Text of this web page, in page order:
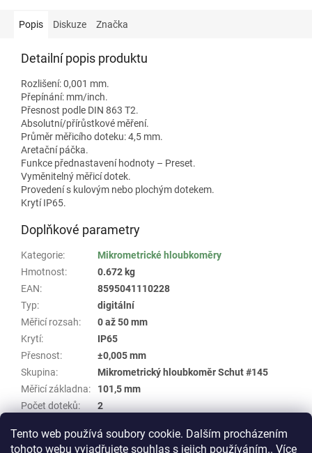
Tento web používá soubory cookie. Dalším procházením
tohoto webu vyjadřujete souhlas s jejich používáním.. Více
Popis Diskuze Značka
Detailní popis produktu
Rozlišení: 0,001 mm.
Přepínání: mm/inch.
Přesnost podle DIN 863 T2.
Absolutní/přírůstkové měření.
Průměr měřicího doteku: 4,5 mm.
Aretační páčka.
Funkce přednastavení hodnoty – Preset.
Vyměnitelný měřicí dotek.
Provedení s kulovým nebo plochým dotekem.
Krytí IP65.
Doplňkové parametry
Kategorie:
Mikrometrické hloubkoměry
Hmotnost:
0.672 kg
EAN:
8595041110228
Typ:
digitální
Měřicí rozsah:
0 až 50 mm
Krytí:
IP65
Přesnost:
±0,005 mm
Skupina:
Mikrometrický hloubkoměr Schut #145
Měřicí základna:
101,5 mm
Počet doteků:
2